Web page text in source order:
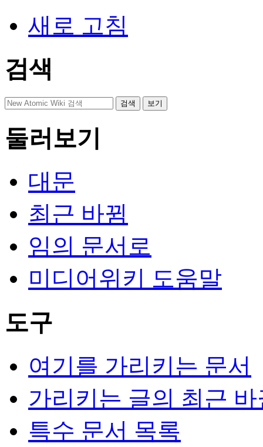
새로 고침
검색
둘러보기
대문
최근 바뀜
임의 문서로
미디어위키 도움말
도구
여기를 가리키는 문서
가리키는 글의 최근 바
특수 문서 목록